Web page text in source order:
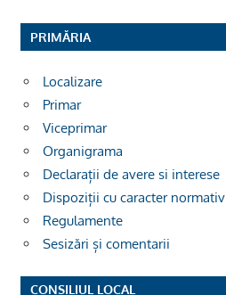
PRIMĂRIA
Localizare
Primar
Viceprimar
Organigrama
Declarații de avere si interese
Dispoziții cu caracter normativ
Regulamente
Sesizări și comentarii
CONSILIUL LOCAL